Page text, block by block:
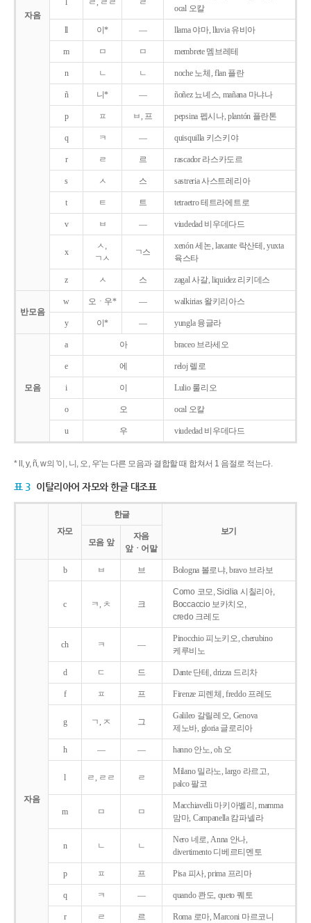
자음
l ㄹ, ㄹㄹ ㄹ
ocal 오칼
ll 이* ― llama 야마, lluvia 유비아
m ㅁ ㅁ membrete 멤브레테
n ㄴ ㄴ noche 노체, flan 플란
ñ 니* ― ñoñez 뇨녜스, mañana 마냐나
p ㅍ ㅂ, 프 pepsina 펩시나, plantón 플란톤
q ㅋ ― quisquilla 키스키야
r ㄹ 르 rascador 라스카도르
s ㅅ 스 sastreria 사스트레리아
t ㅌ 트 tetraetro 테트라에트로
v ㅂ ― viudedad 비우데다드
x
ㅅ,
ㄱㅅ
ㄱ스
xenón 세논, laxante 락산테, yuxta
육스타
z ㅅ 스 zagal 사갈, liquidez 리키데스
반모음
w 오ㆍ우* ― walkirias 왈키리아스
y 이* ― yungla 융글라
모음
a 아 braceo 브라세오
e 에 reloj 렐로
i 이 Lulio 룰리오
o 오 ocal 오칼
u 우 viudedad 비우데다드
* ll, y, ñ, w의 '이, 니, 오, 우'는 다른 모음과 결합할 때 합쳐서 1 음절로 적는다.
표 3 이탈리아어 자모와 한글 대조표
자모
한글
보기
모음 앞
자음
앞ㆍ어말
자음
b ㅂ 브 Bologna 볼로냐, bravo 브라보
c ㅋ, ㅊ 크
Como 코모, Sicilia 시칠리아,
Boccaccio 보카치오,
credo 크레도
ch ㅋ ―
Pinocchio 피노키오, cherubino
케루비노
d ㄷ 드 Dante 단테, drizza 드리차
f ㅍ 프 Firenze 피렌체, freddo 프레도
g ㄱ, ㅈ 그
Galileo 갈릴레오, Genova
제노바, gloria 글로리아
h ― ― hanno 안노, oh 오
l ㄹ, ㄹㄹ ㄹ
Milano 밀라노, largo 라르고,
palco 팔코
m ㅁ ㅁ
Macchiavelli 마키아벨리, mamma
맘마, Campanella 캄파넬라
n ㄴ ㄴ
Nero 네로, Anna 안나,
divertimento 디베르티멘토
p ㅍ 프 Pisa 피사, prima 프리마
q ㅋ ― quando 콴도, queto 퀘토
r ㄹ 르 Roma 로마, Marconi 마르코니